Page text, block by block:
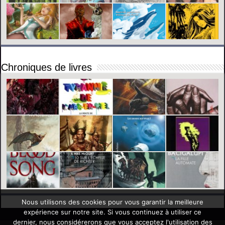
Chroniques de livres
Nous utilisons des cookies pour vous garantir la meilleure
expérience sur notre site. Si vous continuez à utiliser ce
dernier, nous considérerons que vous acceptez l'utilisation des